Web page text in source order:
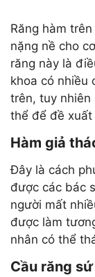
Răng hàm
nặng nề cho
răng này là
khoa có nhiều
trên, tuy
thể để đề xuất
Hàm giả
Đây là cách
được các bác
người mất
được làm
nhân có thể
Cầu răng sứ